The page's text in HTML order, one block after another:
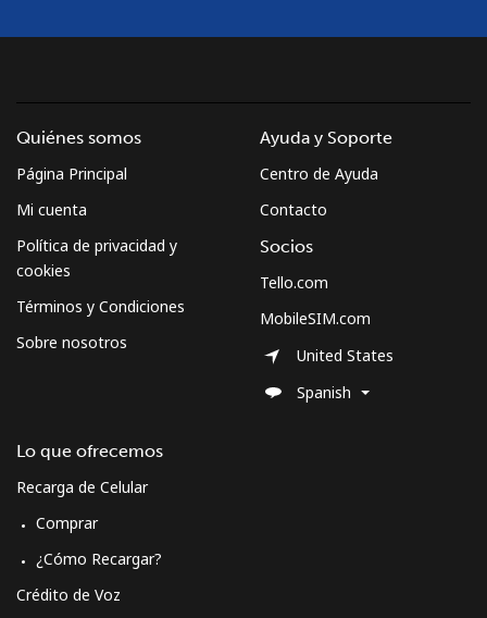
Quiénes somos
Página Principal
Mi cuenta
Política de privacidad y
cookies
Términos y Condiciones
Sobre nosotros
Lo que ofrecemos
Recarga de Celular
Comprar
¿Cómo Recargar?
Crédito de Voz
Ayuda y Soporte
Centro de Ayuda
Contacto
Socios
Tello.com
MobileSIM.com
United States
Spanish